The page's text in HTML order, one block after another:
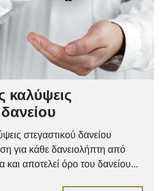
καλύψεις
στεγαστικού δανείου
για κάθε δανειολήπτη από
και αποτελεί όρο του δανείου...